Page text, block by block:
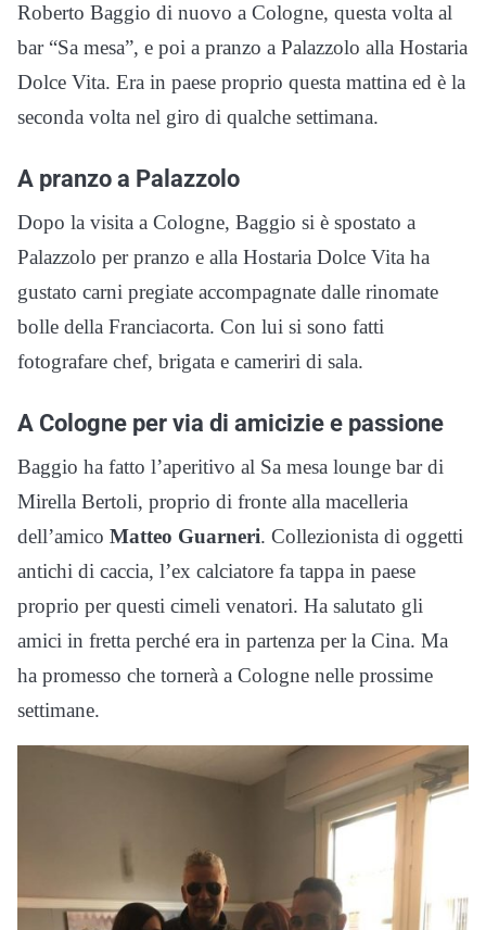
Roberto Baggio di nuovo a Cologne, questa volta al
bar “Sa mesa”, e poi a pranzo a Palazzolo alla Hostaria
Dolce Vita. Era in paese proprio questa mattina ed è la
seconda volta nel giro di qualche settimana.
A pranzo a Palazzolo
Dopo la visita a Cologne, Baggio si è spostato a
Palazzolo per pranzo e alla Hostaria Dolce Vita ha
gustato carni pregiate accompagnate dalle rinomate
bolle della Franciacorta. Con lui si sono fatti
fotografare chef, brigata e cameriri di sala.
A Cologne per via di amicizie e passione
Baggio ha fatto l’aperitivo al Sa mesa lounge bar di
Mirella Bertoli, proprio di fronte alla macelleria
dell’amico Matteo Guarneri. Collezionista di oggetti
antichi di caccia, l’ex calciatore fa tappa in paese
proprio per questi cimeli venatori. Ha salutato gli
amici in fretta perché era in partenza per la Cina. Ma
ha promesso che tornerà a Cologne nelle prossime
settimane.